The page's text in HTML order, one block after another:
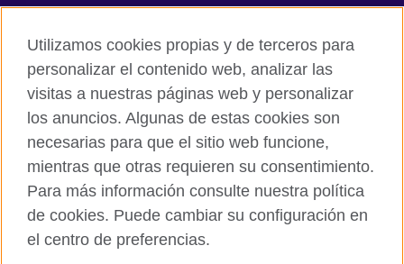
British Council global
Políticas de privacidad y condiciones de uso
Utilizamos cookies propias y de terceros para
personalizar el contenido web, analizar las
visitas a nuestras páginas web y personalizar
los anuncios. Algunas de estas cookies son
necesarias para que el sitio web funcione,
mientras que otras requieren su consentimiento.
Para más información consulte nuestra política
de cookies. Puede cambiar su configuración en
el centro de preferencias.